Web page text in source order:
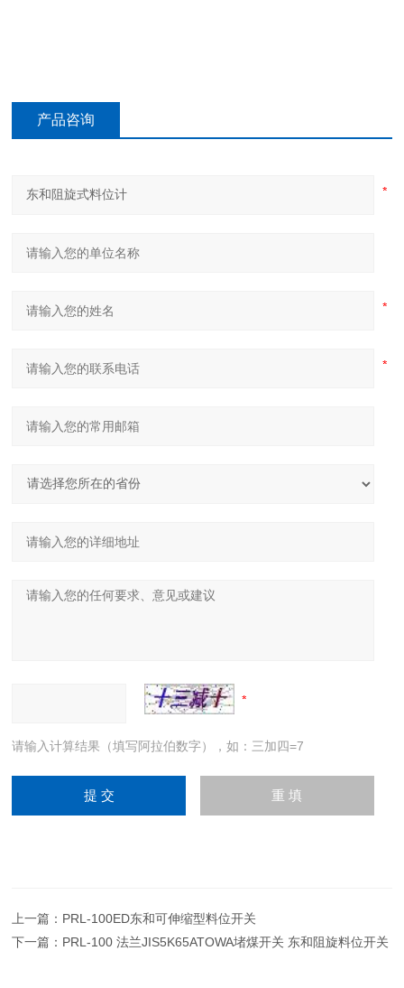
产品咨询
请输入计算结果（填写阿拉伯数字），如：三加四=7
上一篇： PRL-100ED东和可伸缩型料位开关
下一篇： PRL-100 法兰JIS5K65ATOWA堵煤开关 东和阻旋料位开关